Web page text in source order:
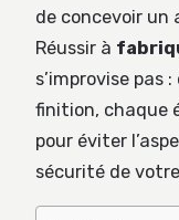
de concevoir un
Réussir à
s’improvise pas
finition, chaque
pour éviter
sécurité de